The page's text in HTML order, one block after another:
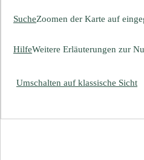
SucheZoomen der Karte auf
HilfeWeitere Erläuterungen zur
Umschalten auf klassische Sicht